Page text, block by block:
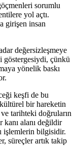
sorumlu
yol açtı.
girişen insan
değersizleşmeye
göstergesiydi, çünkü
yönelik baskı
keşfi de bu
bir hareketin
tarihteki doğruların
kanı alanı değildir
işlemlerin bilgisidir.
süreçler artık takip